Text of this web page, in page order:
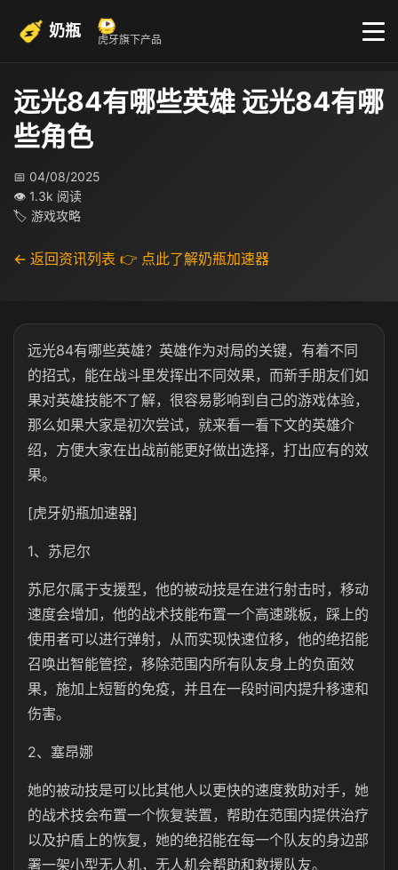
奶瓶 虎牙旗下产品
远光84有哪些英雄 远光84有哪
些角色
📅 04/08/2025
👁 1.3k 阅读
🏷 游戏攻略
← 返回资讯列表 👉 点此了解奶瓶加速器
远光84有哪些英雄？英雄作为对局的关键，有着不同
的招式，能在战斗里发挥出不同效果，而新手朋友们如
果对英雄技能不了解，很容易影响到自己的游戏体验，
那么如果大家是初次尝试，就来看一看下文的英雄介
绍，方便大家在出战前能更好做出选择，打出应有的效
果。
[虎牙奶瓶加速器]
1、苏尼尔
苏尼尔属于支援型，他的被动技是在进行射击时，移动
速度会增加，他的战术技能布置一个高速跳板，踩上的
使用者可以进行弹射，从而实现快速位移，他的绝招能
召唤出智能管控，移除范围内所有队友身上的负面效
果，施加上短暂的免疫，并且在一段时间内提升移速和
伤害。
2、塞昂娜
她的被动技是可以比其他人以更快的速度救助对手，她
的战术技会布置一个恢复装置，帮助在范围内提供治疗
以及护盾上的恢复，她的绝招能在每一个队友的身边部
署一架小型无人机，无人机会帮助和救援队友。